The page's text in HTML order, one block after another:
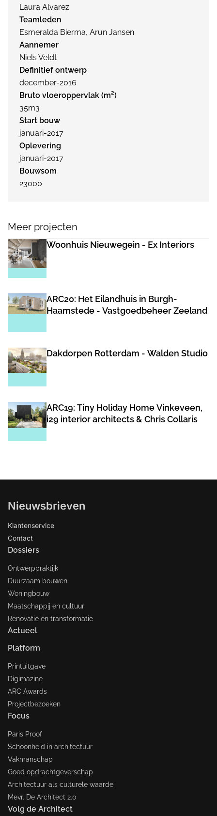
Laura Alvarez
Teamleden
Esmeralda Bierma, Arun Jansen
Aannemer
Niels Veldt
Definitief ontwerp
december-2016
Bruto vloeroppervlak (m²)
35m3
Start bouw
januari-2017
Oplevering
januari-2017
Bouwsom
23000
Meer projecten
Woonhuis Nieuwegein - Ex Interiors
ARC20: Het Eilandhuis in Burgh-
Haamstede - Vastgoedbeheer Zeeland
Dakdorpen Rotterdam - Walden Studio
ARC19: Tiny Holiday Home Vinkeveen,
i29 interior architects & Chris Collaris
Nieuwsbrieven
Klantenservice
Contact
Dossiers
Ontwerppraktijk
Duurzaam bouwen
Woningbouw
Maatschappij en cultuur
Renovatie en transformatie
Actueel
Platform
Printuitgave
Digimazine
ARC Awards
Projectbezoeken
Focus
Paris Proof
Schoonheid in architectuur
Vakmanschap
Goed opdrachtgeverschap
Architectuur als culturele waarde
Mevr. De Architect 2.0
Volg de Architect